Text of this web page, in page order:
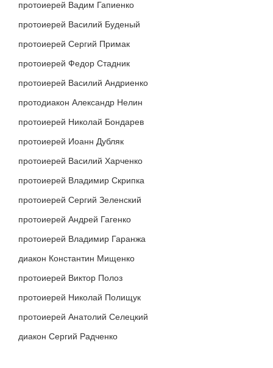
протоиерей Вадим Гапиенко
протоиерей Василий Буденый
протоиерей Сергий Примак
протоиерей Федор Стадник
протоиерей Василий Андриенко
протодиакон Александр Нелин
протоиерей Николай Бондарев
протоиерей Иоанн Дубляк
протоиерей Василий Харченко
протоиерей Владимир Скрипка
протоиерей Сергий Зеленский
протоиерей Андрей Гагенко
протоиерей Владимир Гаранжа
диакон Константин Мищенко
протоиерей Виктор Полоз
протоиерей Николай Полищук
протоиерей Анатолий Селецкий
диакон Сергий Радченко